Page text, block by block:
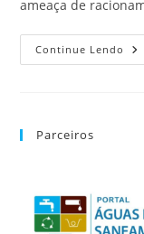
ameaça de
Continue Lendo
Parceiros